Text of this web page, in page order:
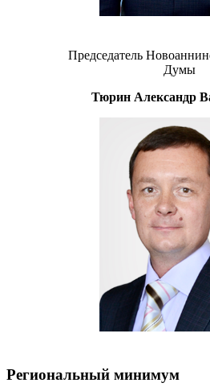
Председатель
Думы
Тюрин Александр
Региональный минимум